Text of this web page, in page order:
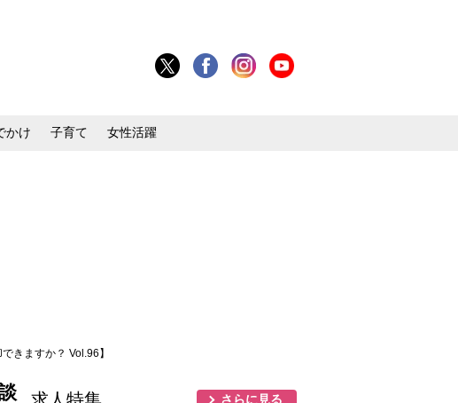
かけ 子育て 女性活躍
きますか？ Vol.96】
さらに見る